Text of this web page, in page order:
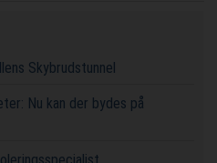
Skybrudstunnel
Nu kan der bydes på